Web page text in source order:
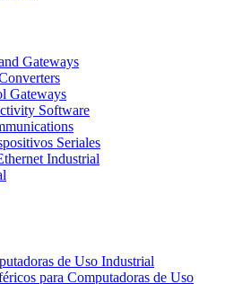
Gateways
Gateways
Software
Seriales
Industrial
de Uso Industrial
para Computadoras de Uso